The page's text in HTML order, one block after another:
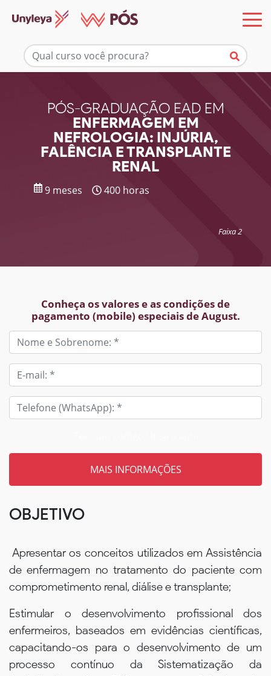
PÓS-GRADUAÇÃO EAD EM
ENFERMAGEM EM
NEFROLOGIA: INJÚRIA,
FALÊNCIA E TRANSPLANTE
RENAL
9 meses 400 horas
Faixa 2
Conheça os valores e as condições de
pagamento (mobile) especiais de August.
Mais informações
OBJETIVO
Apresentar os conceitos utilizados em Assistência
de enfermagem no tratamento do paciente com
comprometimento renal, diálise e transplante;
Estimular o desenvolvimento profissional dos
enfermeiros, baseados em evidências científicas,
capacitando-os para o desenvolvimento de um
processo contínuo da Sistematização da